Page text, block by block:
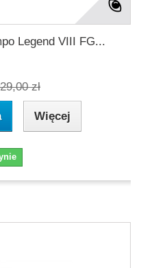
Legend VIII FG...
zł
Więcej